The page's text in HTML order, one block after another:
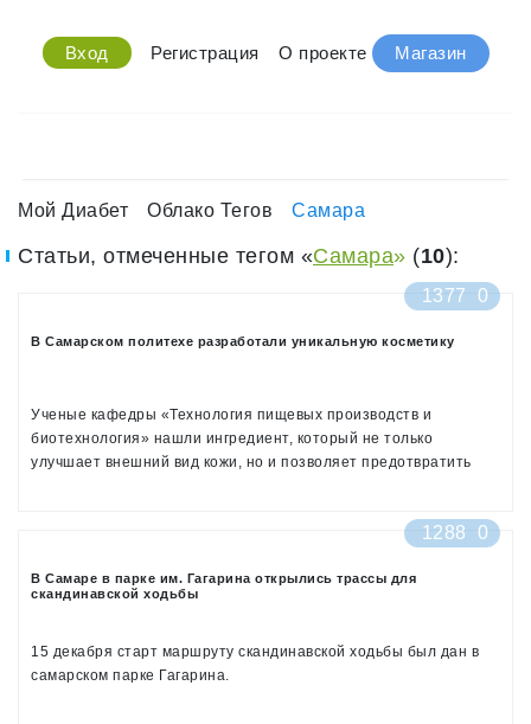
Вход Регистрация О проекте Магазин
Мой Диабет Облако Тегов Самара
Статьи, отмеченные тегом «Самара» (10):
1377 0
В Самарском политехе разработали уникальную косметику
Ученые кафедры «Технология пищевых производств и
биотехнология» нашли ингредиент, который не только
улучшает внешний вид кожи, но и позволяет предотвратить
1288 0
В Самаре в парке им. Гагарина открылись трассы для
скандинавской ходьбы
15 декабря старт маршруту скандинавской ходьбы был дан в
самарском парке Гагарина.